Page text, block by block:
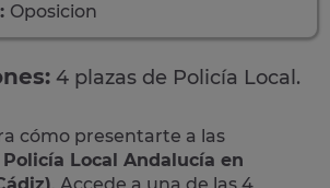
Oposicion
4 plazas de Policía Local.
cómo presentarte a las
Policía Local Andalucía en